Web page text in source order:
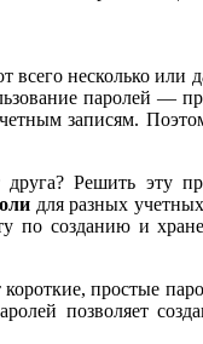
всего несколько или
паролей —
записям.
Решить эту
для разных
по созданию и
простые
позволяет